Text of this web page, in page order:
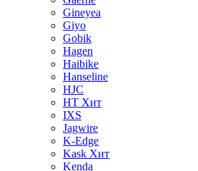
Gineyea
Giyo
Gobik
Hagen
Haibike
Hanseline
HJC
HT Хит
IXS
Jagwire
K-Edge
Kask Хит
Kenda